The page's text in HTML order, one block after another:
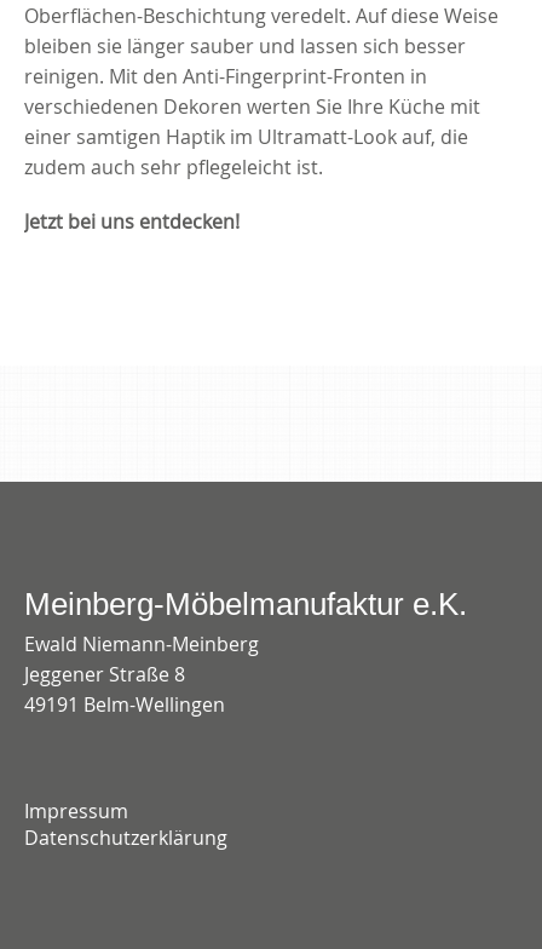
Oberflächen-Beschichtung veredelt. Auf diese Weise
bleiben sie länger sauber und lassen sich besser
reinigen. Mit den Anti-Fingerprint-Fronten in
verschiedenen Dekoren werten Sie Ihre Küche mit
einer samtigen Haptik im Ultramatt-Look auf, die
zudem auch sehr pflegeleicht ist.
Jetzt bei uns entdecken!
Meinberg-Möbelmanufaktur e.K.
Ewald Niemann-Meinberg
Jeggener Straße 8
49191 Belm-Wellingen
Impressum
Datenschutzerklärung